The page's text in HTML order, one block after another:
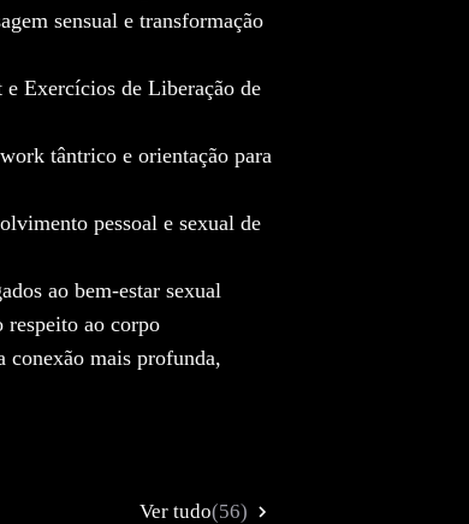
sensual e transformação
Exercícios de Liberação de
tântrico e orientação para
pessoal e sexual de
ao bem-estar sexual
respeito ao corpo
conexão mais profunda,
Ver tudo(56)